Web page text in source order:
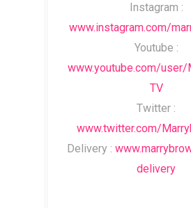
Instagram :
www.instagram.com/
Youtube :
www.youtube.com/user/
TV
Twitter :
www.twitter.com/
Delivery :
delivery